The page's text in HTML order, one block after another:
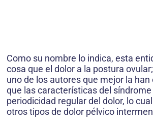
Como su nombre lo indica, esta
cosa que el dolor a la postura
uno de los autores que mejor la
que las características del síndrome
periodicidad regular del dolor, lo
otros tipos de dolor pélvico